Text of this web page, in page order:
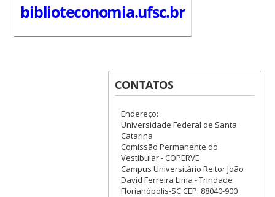
biblioteconomia.ufsc.br
CONTATOS
Endereço:
Universidade Federal de Santa
Catarina
Comissão Permanente do
Vestibular - COPERVE
Campus Universitário Reitor João
David Ferreira Lima - Trindade
Florianópolis-SC CEP: 88040-900